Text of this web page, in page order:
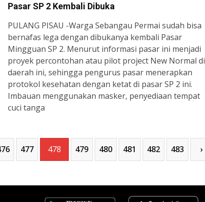
Pasar SP 2 Kembali Dibuka
PULANG PISAU -Warga Sebangau Permai sudah bisa
bernafas lega dengan dibukanya kembali Pasar
Mingguan SP 2. Menurut informasi pasar ini menjadi
proyek percontohan atau pilot project New Normal di
daerah ini, sehingga pengurus pasar menerapkan
protokol kesehatan dengan ketat di pasar SP 2 ini.
Imbauan menggunakan masker, penyediaan tempat
cuci tanga
477 478 479 480 481 482 483 ›